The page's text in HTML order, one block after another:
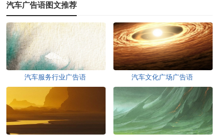
汽车广告语图文推荐
汽车服务行业广告语 汽车文化广场广告语